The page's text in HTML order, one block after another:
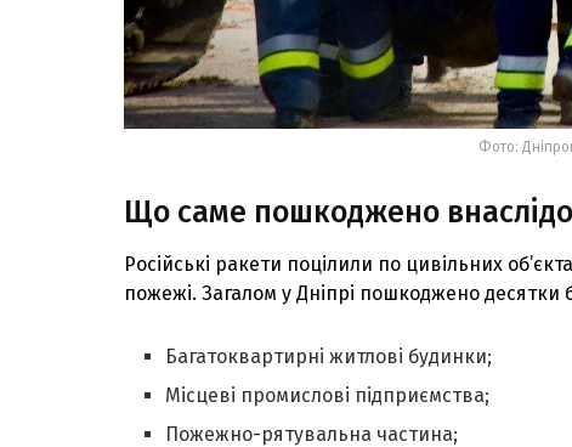
Фото:
Що саме пошкоджено
Російські ракети поцілили по цивільних
пожежі. Загалом у Дніпрі пошкоджено десятки
Багатоквартирні житлові будинки;
Місцеві промислові підприємства;
Пожежно-рятувальна частина;